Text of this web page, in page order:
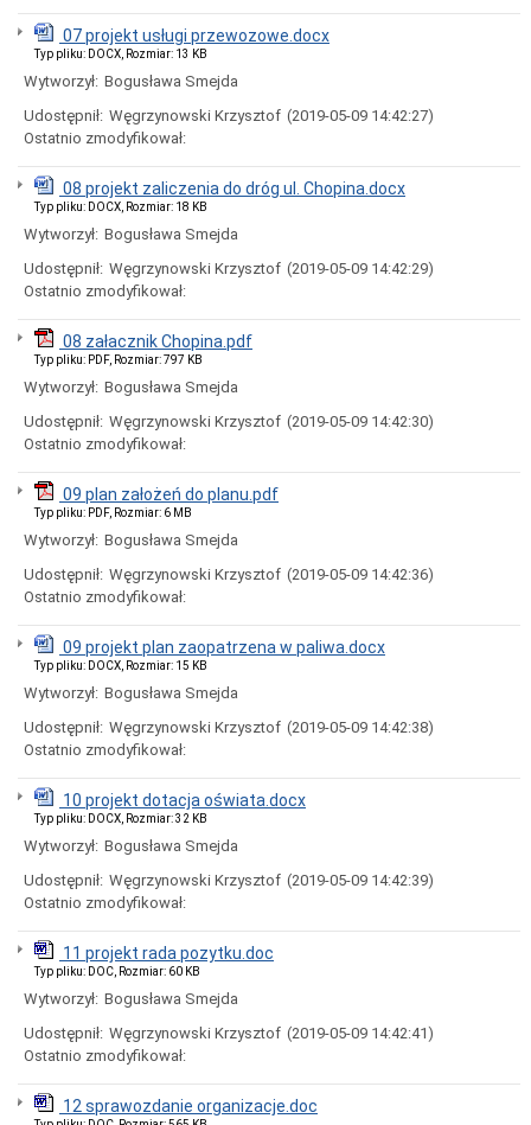
Imienne
wykazy
głosowań
Harmonogram
prac
Rady
Rada
Miejska
2018-
2023
Rada
Miejska
2018
Młodzieżowa
Rada
Miasta
Rada
Miejska
2014
Rada
Miejska
2006-
Urząd
Miasta
Nadawanie
numeru
PESEL
obywatelom
Надання
PESEL
для
біженців
Ogłoszenia
obwieszczenia
w
2026
Ogłoszenia
obwieszczenia
2025
roku
07 projekt usługi przewozowe.docx
Typ pliku: DOCX, Rozmiar: 13 KB
Wytworzył: Bogusława Smejda
Udostępnił: Węgrzynowski Krzysztof (2019-05-09 14:42:27)
Ostatnio zmodyfikował:
08 projekt zaliczenia do dróg ul. Chopina.docx
Typ pliku: DOCX, Rozmiar: 18 KB
Wytworzył: Bogusława Smejda
Udostępnił: Węgrzynowski Krzysztof (2019-05-09 14:42:29)
Ostatnio zmodyfikował:
08 załacznik Chopina.pdf
Typ pliku: PDF, Rozmiar: 797 KB
Wytworzył: Bogusława Smejda
Udostępnił: Węgrzynowski Krzysztof (2019-05-09 14:42:30)
Ostatnio zmodyfikował:
09 plan założeń do planu.pdf
Typ pliku: PDF, Rozmiar: 6 MB
Wytworzył: Bogusława Smejda
Udostępnił: Węgrzynowski Krzysztof (2019-05-09 14:42:36)
Ostatnio zmodyfikował:
09 projekt plan zaopatrzena w paliwa.docx
Typ pliku: DOCX, Rozmiar: 15 KB
Wytworzył: Bogusława Smejda
Udostępnił: Węgrzynowski Krzysztof (2019-05-09 14:42:38)
Ostatnio zmodyfikował:
10 projekt dotacja oświata.docx
Typ pliku: DOCX, Rozmiar: 32 KB
Wytworzył: Bogusława Smejda
Udostępnił: Węgrzynowski Krzysztof (2019-05-09 14:42:39)
Ostatnio zmodyfikował:
11 projekt rada pozytku.doc
Typ pliku: DOC, Rozmiar: 60 KB
Wytworzył: Bogusława Smejda
Udostępnił: Węgrzynowski Krzysztof (2019-05-09 14:42:41)
Ostatnio zmodyfikował:
12 sprawozdanie organizacje.doc